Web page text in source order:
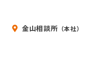
結し、お客様
金山相談所 （本社）